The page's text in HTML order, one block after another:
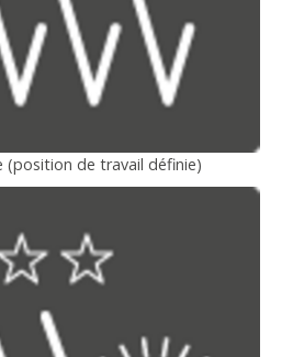
(position de travail définie)